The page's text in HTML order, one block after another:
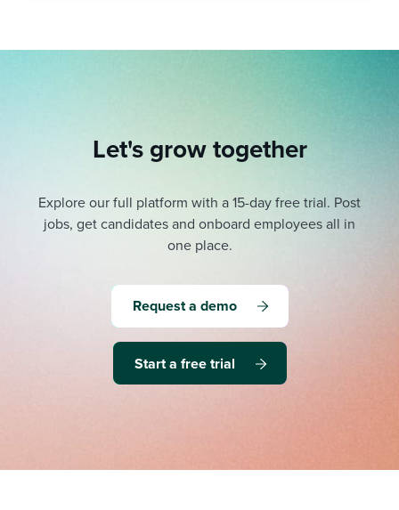
Let's grow together
Explore our full platform with a 15-day free trial. Post
jobs, get candidates and onboard employees all in
one place.
Request a demo
Start a free trial